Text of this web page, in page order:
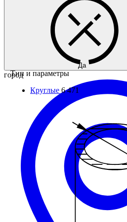
Да
город
Тип и параметры
Круглые 6 471